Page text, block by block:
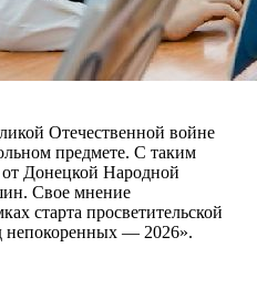
Отечественной войне
предмете. С таким
от Донецкой Народной
Свое мнение
старта просветительской
непокоренных — 2026».